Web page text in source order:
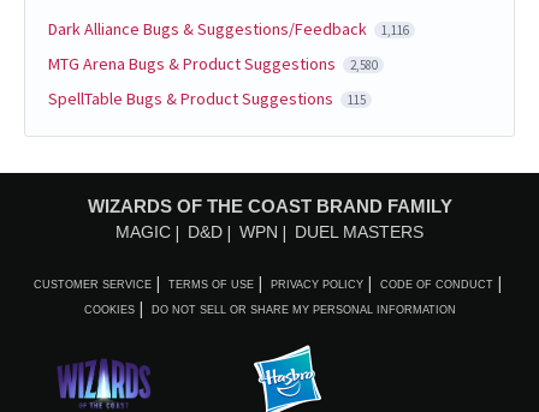
Dark Alliance Bugs & Suggestions/Feedback 1,116
MTG Arena Bugs & Product Suggestions 2,580
SpellTable Bugs & Product Suggestions 115
WIZARDS OF THE COAST BRAND FAMILY
MAGIC D&D WPN DUEL MASTERS
CUSTOMER SERVICE TERMS OF USE PRIVACY POLICY CODE OF CONDUCT
COOKIES DO NOT SELL OR SHARE MY PERSONAL INFORMATION